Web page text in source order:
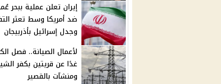
إيران تعلن عملية ببحر
ضد أمريكا وسط تعثر
وجدل إسرائيل بأذربيجان
لأعمال الصيانة.. فصل
غدًا عن قريتين بكفر
ومنشآت بالقصير